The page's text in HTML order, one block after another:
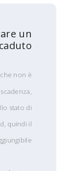
un
non è
stato di
quindi il